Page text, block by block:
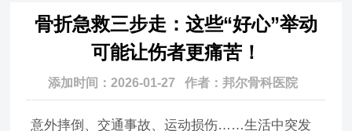
骨折急救三步走：这些“好心”举动
可能让伤者更痛苦！
添加时间：2026-01-27 作者：邦尔骨科医院
意外摔倒、交通事故、运动损伤……生活中突发